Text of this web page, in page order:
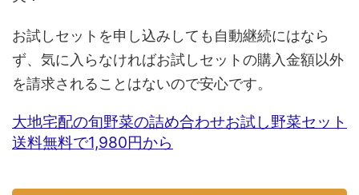
お試しセットを申し込みしても自動継続にはなら
ず、気に入らなければお試しセットの購入金額以外
を請求されることはないので安心です。
大地宅配の旬野菜の詰め合わせお試し野菜セット
送料無料で1,980円から